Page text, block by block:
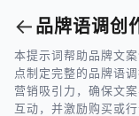
← 品牌语调创
本提示词帮助品牌文
点制定完整的品牌语
营销吸引力，确保文
互动，并激励购买或